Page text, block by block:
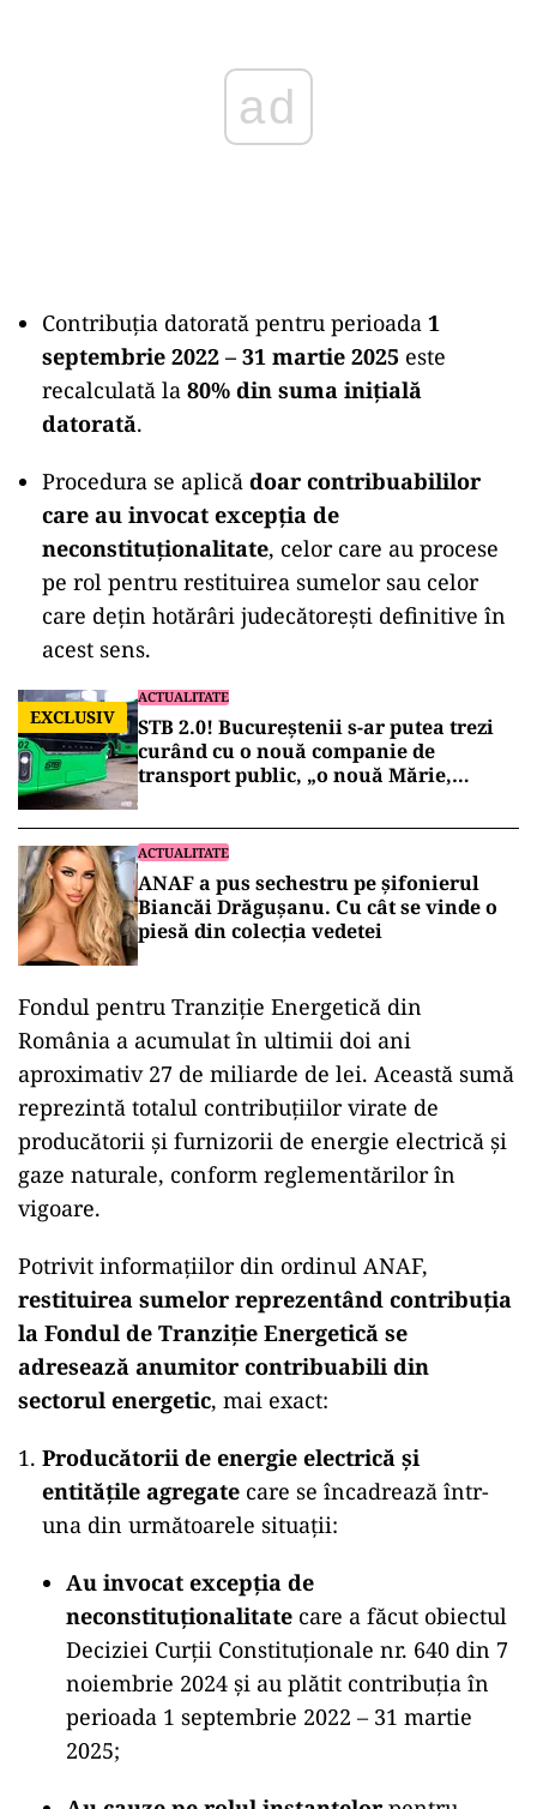
ad
Contribuția datorată pentru perioada 1
septembrie 2022 – 31 martie 2025 este
recalculată la 80% din suma inițială
datorată.
Procedura se aplică doar contribuabililor
care au invocat excepția de
neconstituționalitate, celor care au procese
pe rol pentru restituirea sumelor sau celor
care dețin hotărâri judecătorești definitive în
acest sens.
EXCLUSIV
ACTUALITATE
STB 2.0! Bucureștenii s-ar putea trezi
curând cu o nouă companie de
transport public, „o nouă Mărie,
ACTUALITATE
ANAF a pus sechestru pe șifonierul
Biancăi Drăgușanu. Cu cât se vinde o
piesă din colecția vedetei
Fondul pentru Tranziție Energetică din
România a acumulat în ultimii doi ani
aproximativ 27 de miliarde de lei. Această sumă
reprezintă totalul contribuțiilor virate de
producătorii și furnizorii de energie electrică și
gaze naturale, conform reglementărilor în
vigoare.
Potrivit informațiilor din ordinul ANAF,
restituirea sumelor reprezentând contribuția
la Fondul de Tranziție Energetică se
adresează anumitor contribuabili din
sectorul energetic, mai exact:
Producătorii de energie electrică și
entitățile agregate care se încadrează într-
una din următoarele situații:
Au invocat excepția de
neconstituționalitate care a făcut obiectul
Deciziei Curții Constituționale nr. 640 din 7
noiembrie 2024 și au plătit contribuția în
perioada 1 septembrie 2022 – 31 martie
2025;